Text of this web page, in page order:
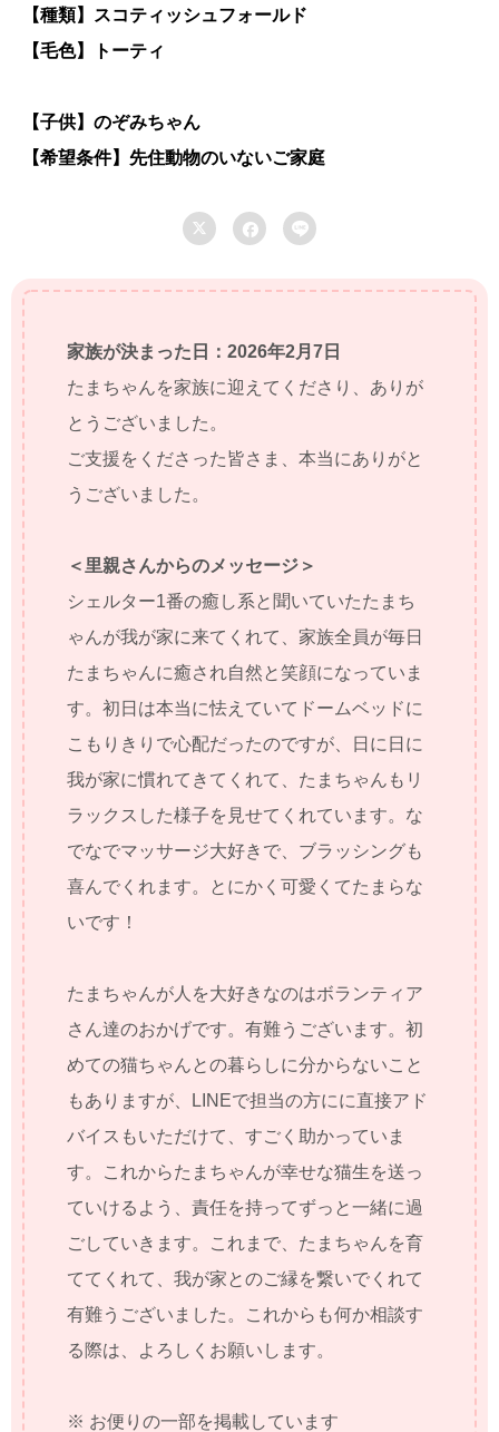
【種類】スコティッシュフォールド
【毛色】トーティ
【子供】のぞみちゃん
【希望条件】先住動物のいないご家庭
  
家族が決まった日：2026年2月7日
たまちゃんを家族に迎えてくださり、ありが
とうございました。
ご支援をくださった皆さま、本当にありがと
うございました。
＜里親さんからのメッセージ＞
シェルター1番の癒し系と聞いていたたまち
ゃんが我が家に来てくれて、家族全員が毎日
たまちゃんに癒され自然と笑顔になっていま
す。初日は本当に怯えていてドームベッドに
こもりきりで心配だったのですが、日に日に
我が家に慣れてきてくれて、たまちゃんもリ
ラックスした様子を見せてくれています。な
でなでマッサージ大好きで、ブラッシングも
喜んでくれます。とにかく可愛くてたまらな
いです！
たまちゃんが人を大好きなのはボランティア
さん達のおかげです。有難うございます。初
めての猫ちゃんとの暮らしに分からないこと
もありますが、LINEで担当の方にに直接アド
バイスもいただけて、すごく助かっていま
す。これからたまちゃんが幸せな猫生を送っ
ていけるよう、責任を持ってずっと一緒に過
ごしていきます。これまで、たまちゃんを育
ててくれて、我が家とのご縁を繋いでくれて
有難うございました。これからも何か相談す
る際は、よろしくお願いします。
※ お便りの一部を掲載しています